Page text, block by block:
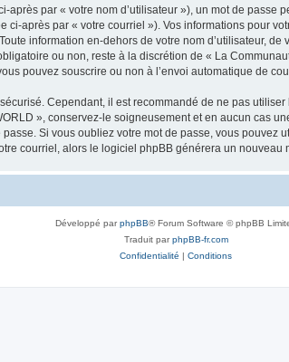
par « votre nom d’utilisateur »), un mot de
après par « votre courriel »). Vos informations pour
information en-dehors de votre nom d’utilisateur,
ou non, reste à la discrétion de « La
pouvez souscrire ou non à l’envoi automatique de
Cependant, il est recommandé de ne pas
», conservez-le soigneusement et en aucun cas
Si vous oubliez votre mot de passe, vous
courriel, alors le logiciel phpBB générera un
Développé parphpBB® Forum Software © phpBB
Traduit parphpBB-fr.com
Confidentialité | Conditions